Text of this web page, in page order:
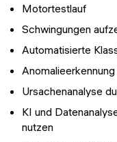
Motortestlauf
Schwingungen
Automatisierte
Ursachenanalyse
KI und
nutzen